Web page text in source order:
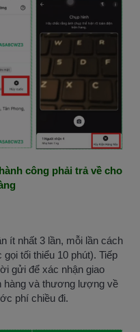
công phải trả về cho
ít nhất 3 lần, mỗi lần cách
tối thiểu 10 phút). Tiếp
gửi để xác nhận giao
hàng và thương lượng về
phí chiều đi.